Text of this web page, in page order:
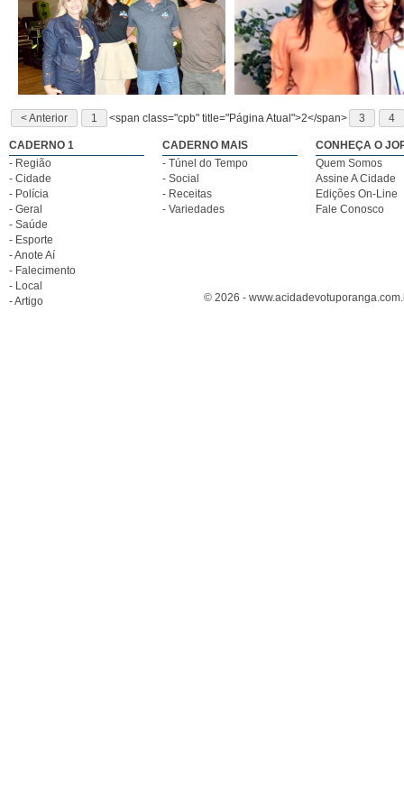
< Anterior 1 <span class="cpb" title="Página Atual">2</span> 3 4
CADERNO 1
- Região
- Cidade
- Polícia
- Geral
- Saúde
- Esporte
- Anote Aí
- Falecimento
- Local
- Artigo
CADERNO MAIS
- Túnel do Tempo
- Social
- Receitas
- Variedades
CONHEÇA O
Quem Somos
Assine A Cidade
Edições On-Line
Fale Conosco
© 2026 -